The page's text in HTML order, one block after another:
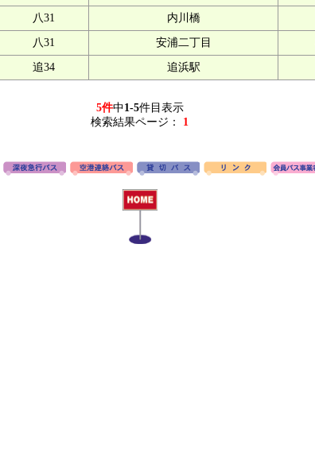
八31 内川橋
八31 安浦二丁目
追34 追浜駅
5件中1-5件目表示
検索結果ページ：
1